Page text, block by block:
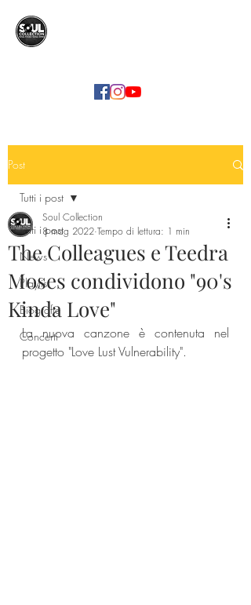
Post
Tutti i post
News
Playlist
Biografie
Concerti
Tutti i post
The Colleagues e Teedra
Moses condividono "90's
Kinda Love"
Soul Collection
8 mag 2022 Tempo di lettura: 1 min
La nuova canzone è contenuta nel
progetto "Love Lust Vulnerability".